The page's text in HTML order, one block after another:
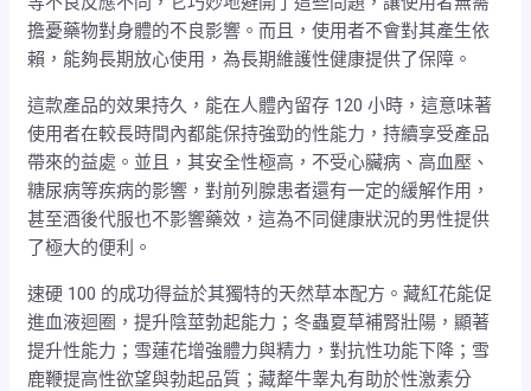
擔憂藥物對身體的不良影響。而且，使用者不會對其產生依
賴，能夠長期放心使用，為長期維護性健康提供了保障。
這款產品的效果持久，能在人體內留存 120 小時，這意味著
使用者在較長時間內都能保持強勁的性能力，持續享受產品
帶來的益處。並且，其安全性極高，不受心臟病、高血壓、
糖尿病等疾病的影響，對前列腺患者還有一定的緩解作用，
甚至酒後代服也不影響藥效，這為不同健康狀況的男性提供
了極大的便利。
速硬 100 的成功得益於其獨特的天然草本配方。藏紅花能促
進血液迴圈，提升陰莖勃起能力；冬蟲夏草補腎壯陽，顯著
提升性能力；雪蓮花增強體力與精力，對抗性功能下降；雪
鹿鞭提高性欲望與勃起品質；藏犛牛睾丸有助於性激素分